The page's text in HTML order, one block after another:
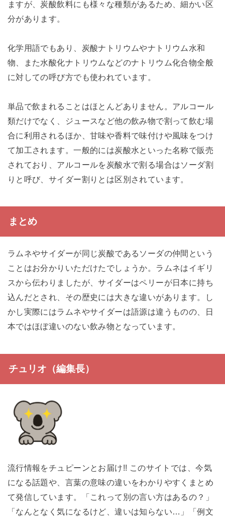
ますが、炭酸飲料にも様々な種類があるため、細かい区
分があります。
化学用語でもあり、炭酸ナトリウムやナトリウム水和
物、また水酸化ナトリウムなどのナトリウム化合物全般
に対しての呼び方でも使われています。
単品で飲まれることはほとんどありません。アルコール
類だけでなく、ジュースなど他の飲み物で割って飲む場
合に利用されるほか、甘味や香料で味付けや風味をつけ
て加工されます。一般的には炭酸水といった名称で販売
されており、アルコールを炭酸水で割る場合はソーダ割
りと呼び、サイダー割りとは区別されています。
まとめ
ラムネやサイダーが同じ炭酸であるソーダの仲間という
ことはお分かりいただけたでしょうか。ラムネはイギリ
スから伝わりましたが、サイダーはペリーが日本に持ち
込んだとされ、その歴史には大きな違いがあります。し
かし実際にはラムネやサイダーは語源は違うものの、日
本ではほぼ違いのない飲み物となっています。
チュリオ（編集長）
流行情報をチュピーンとお届け!! このサイトでは、今気
になる話題や、言葉の意味の違いをわかりやすくまとめ
て発信しています。「これって別の言い方はあるの？」
「なんとなく気になるけど、違いは知らない…」「例文